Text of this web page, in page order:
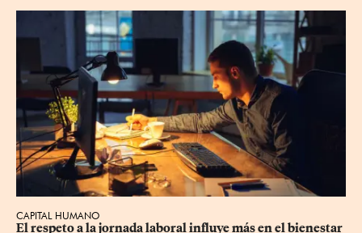
CAPITAL HUMANO
El respeto a la jornada laboral influye más en el bienestar